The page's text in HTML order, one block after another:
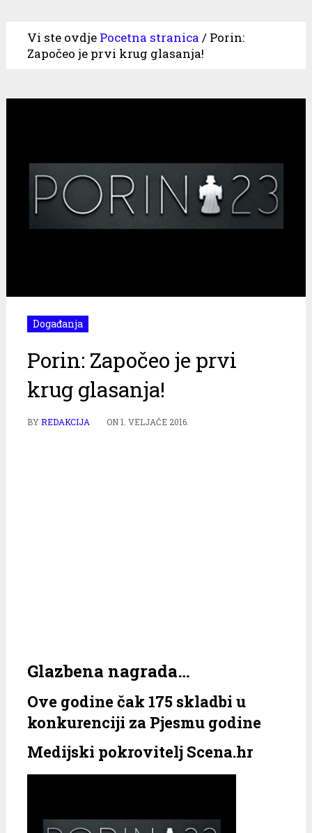
Vi ste ovdje Pocetna stranica / Porin:
Započeo je prvi krug glasanja!
Događanja
Porin: Započeo je prvi
krug glasanja!
BYREDAKCIJA ON1. VELJAČE 2016.
Glazbena nagrada…
Ove godine čak 175 skladbi u
konkurenciji za Pjesmu godine
Medijski pokrovitelj Scena.hr